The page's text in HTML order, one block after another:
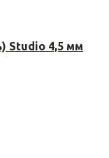
Studio 4,5 мм